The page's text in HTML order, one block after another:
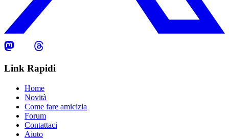
Link Rapidi
Home
Novità
Come fare amicizia
Forum
Contattaci
Aiuto